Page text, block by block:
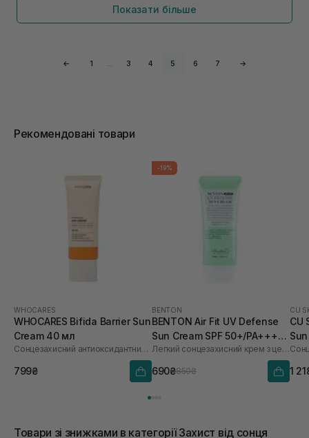
Показати більше
← 1 … 3 4 5 6 7 →
Рекомендовані товари
WHOCARES
WHOCARES Bifida Barrier Sun
Cream 40 мл
Сонцезахисний антиоксидантний крем
799₴
-19%
BENTON
BENTON Air Fit UV Defense
Sun Cream SPF 50+/PA++++
50 мл
Легкий сонцезахисний крем з центелою
690₴850₴
CU
CU
60
1
Товари зі знижками в категорії Захист від сонця